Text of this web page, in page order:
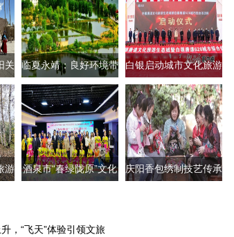
关 临夏永靖：良好环境带
动生态旅游
白银启动城市文化旅游
生态综合体
游 酒泉市“春绿陇原”文化 庆阳香包绣制技艺传承
，“飞天”体验引领文旅